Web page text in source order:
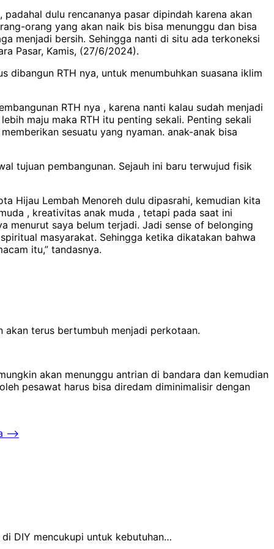
dulu rencananya pasar dipindah karena akan
orang yang akan naik bis bisa menunggu dan bisa
menjadi bersih. Sehingga nanti di situ ada terkoneksi
Pasar, Kamis, (27/6/2024).
dibangun RTH nya, untuk menumbuhkan suasana iklim
RTH nya , karena nanti kalau sudah menjadi
maju maka RTH itu penting sekali. Penting sekali
sesuatu yang nyaman. anak-anak bisa
tujuan pembangunan. Sejauh ini baru terwujud fisik
Hijau Lembah Menoreh dulu dipasrahi, kemudian kita
, kreativitas anak muda , tetapi pada saat ini
menurut saya belum terjadi. Jadi sense of belonging
masyarakat. Sehingga ketika dikatakan bahwa
itu,” tandasnya.
akan terus bertumbuh menjadi perkotaan.
akan menunggu antrian di bandara dan kemudian
pesawat harus bisa diredam diminimalisir dengan
⟶
DIY mencukupi untuk kebutuhan…